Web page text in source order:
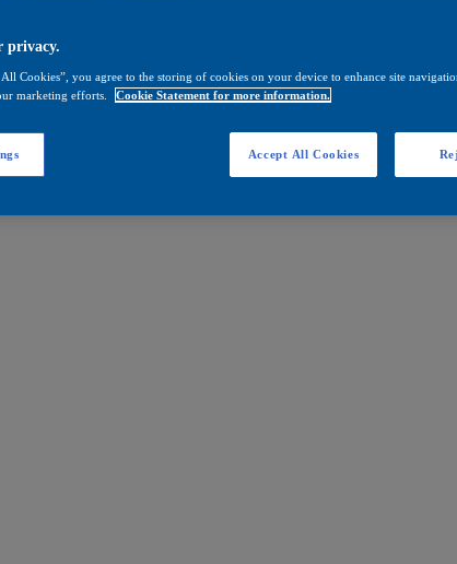
privacy.
Cookies”, you agree to the storing of cookies on your device to enhance site
marketing efforts.
Cookie Statement for more information.
Accept All Cookies